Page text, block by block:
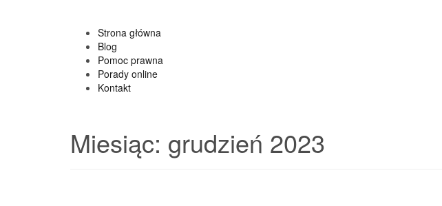
Strona główna
Blog
Pomoc prawna
Porady online
Kontakt
Miesiąc: grudzień 2023